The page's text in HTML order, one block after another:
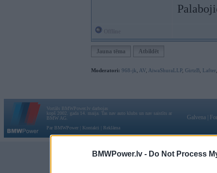
BMWPower.lv - Do Not Process
Jauna tēma Atbildēt
Moderatori: 968-jk AV AiwaShuraLLP, GirtzB Lafter
Vortāls BMWPower.lv darbojas
kopš 2002. gada 14. maija. Tas nav auto klubs un nav saistīts ar
BMW AG.
Par BMWPower
Kontakti Reklāma
Galvena